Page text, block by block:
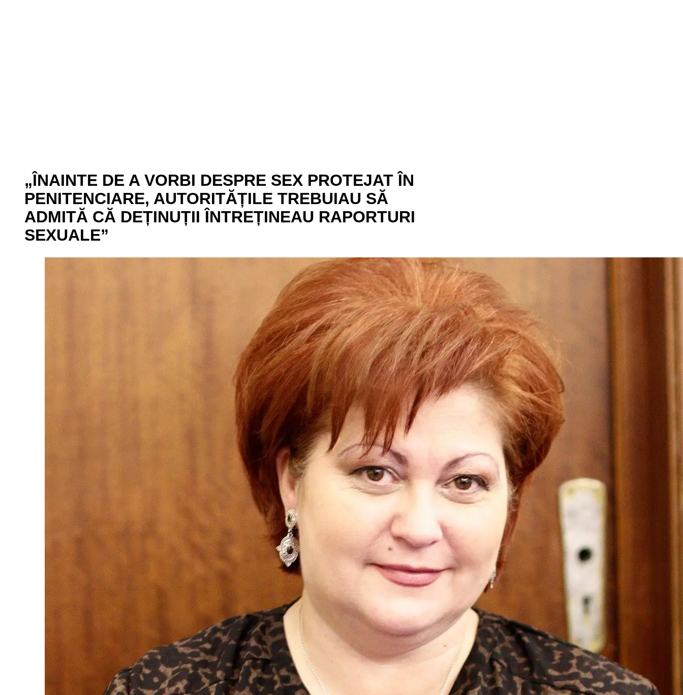
„ÎNAINTE DE A VORBI DESPRE SEX PROTEJAT ÎN
PENITENCIARE, AUTORITĂȚILE TREBUIAU SĂ
ADMITĂ CĂ DEȚINUȚII ÎNTREȚINEAU RAPORTURI
SEXUALE”